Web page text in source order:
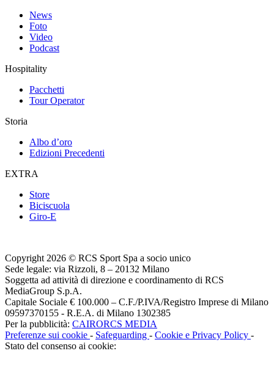
News
Foto
Video
Podcast
Hospitality
Pacchetti
Tour Operator
Storia
Albo d’oro
Edizioni Precedenti
EXTRA
Store
Biciscuola
Giro-E
Copyright 2026 © RCS Sport Spa a socio unico
Sede legale: via Rizzoli, 8 – 20132 Milano
Soggetta ad attività di direzione e coordinamento di RCS
MediaGroup S.p.A.
Capitale Sociale € 100.000 – C.F./P.IVA/Registro Imprese di Milano
09597370155 - R.E.A. di Milano 1302385
Per la pubblicità: CAIRORCS MEDIA
Preferenze sui cookie - Safeguarding - Cookie e Privacy Policy -
Stato del consenso ai cookie: